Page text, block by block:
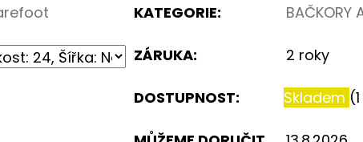
KATEGORIE: BAČKORY
ZÁRUKA: 2 roky
DOSTUPNOST: Skladem